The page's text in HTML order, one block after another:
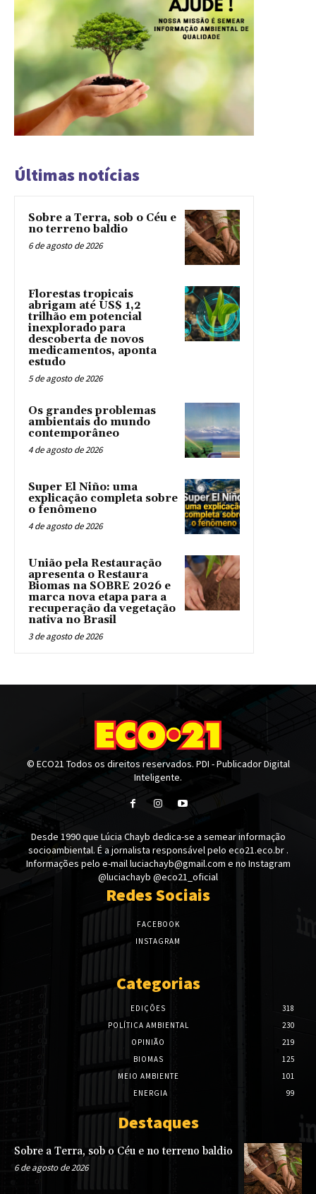
Últimas notícias
Sobre a Terra, sob o Céu e
no terreno baldio
6 de agosto de 2026
Florestas tropicais
abrigam até US$ 1,2
trilhão em potencial
inexplorado para
descoberta de novos
medicamentos, aponta
estudo
5 de agosto de 2026
Os grandes problemas
ambientais do mundo
contemporâneo
4 de agosto de 2026
Super El Niño: uma
explicação completa sobre
o fenômeno
4 de agosto de 2026
União pela Restauração
apresenta o Restaura
Biomas na SOBRE 2026 e
marca nova etapa para a
recuperação da vegetação
nativa no Brasil
3 de agosto de 2026
© ECO21 Todos os direitos reservados. PDI - Publicador Digital
Inteligente.
Desde 1990 que Lúcia Chayb dedica-se a semear informação
socioambiental. É a jornalista responsável pelo eco21.eco.br .
Informações pelo e-mail luciachayb@gmail.com e no Instagram
@luciachayb @eco21_oficial
Redes Sociais
FACEBOOK
INSTAGRAM
Categorias
EDIÇÕES
318
POLÍTICA AMBIENTAL
230
OPINIÃO
219
BIOMAS
125
MEIO AMBIENTE
101
ENERGIA
99
Destaques
Sobre a Terra, sob o Céu e no terreno baldio
6 de agosto de 2026